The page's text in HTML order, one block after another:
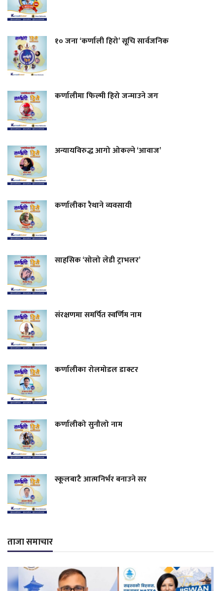
१० जना ‘कर्णाली हिरो’ सूचि सार्वजनिक
कर्णालीमा फिल्मी हिरो जन्माउने जग
अन्यायविरुद्ध आगो ओकल्ने ‘आवाज’
कर्णालीका रैथाने व्यवसायी
साहसिक ‘सोलो लेडी ट्राभलर’
संरक्षणमा समर्पित स्वर्णिम नाम
कर्णालीका रोलमोडल डाक्टर
कर्णालीको सुनौलो नाम
स्कूलबाटै आत्मनिर्भर बनाउने सर
ताजा समाचार